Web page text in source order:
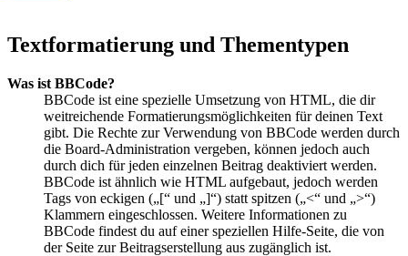
Textformatierung und Thementypen
Was ist BBCode?
BBCode ist eine spezielle Umsetzung von HTML, die dir
weitreichende Formatierungsmöglichkeiten für deinen Text
gibt. Die Rechte zur Verwendung von BBCode werden durch
die Board-Administration vergeben, können jedoch auch
durch dich für jeden einzelnen Beitrag deaktiviert werden.
BBCode ist ähnlich wie HTML aufgebaut, jedoch werden
Tags von eckigen („[“ und „]“) statt spitzen („<“ und „>“)
Klammern eingeschlossen. Weitere Informationen zu
BBCode findest du auf einer speziellen Hilfe-Seite, die von
der Seite zur Beitragserstellung aus zugänglich ist.